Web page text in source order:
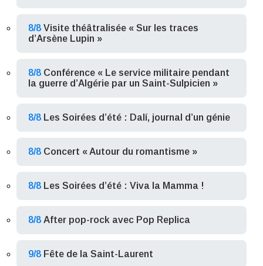
8/8 Visite théâtralisée « Sur les traces
d’Arsène Lupin »
8/8 Conférence « Le service militaire pendant
la guerre d’Algérie par un Saint-Sulpicien »
8/8 Les Soirées d’été : Dalí, journal d’un génie
8/8 Concert « Autour du romantisme »
8/8 Les Soirées d’été : Viva la Mamma !
8/8 After pop-rock avec Pop Replica
9/8 Fête de la Saint-Laurent